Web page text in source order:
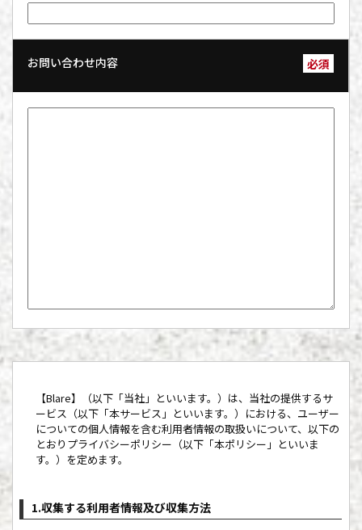
お問い合わせ内容 必須
【Blare】（以下「当社」といいます。）は、当社の提供するサ
ービス（以下「本サービス」といいます。）における、ユーザー
についての個人情報を含む利用者情報の取扱いについて、以下の
とおりプライバシーポリシー（以下「本ポリシー」といいま
す。）を定めます。
1.収集する利用者情報及び収集方法